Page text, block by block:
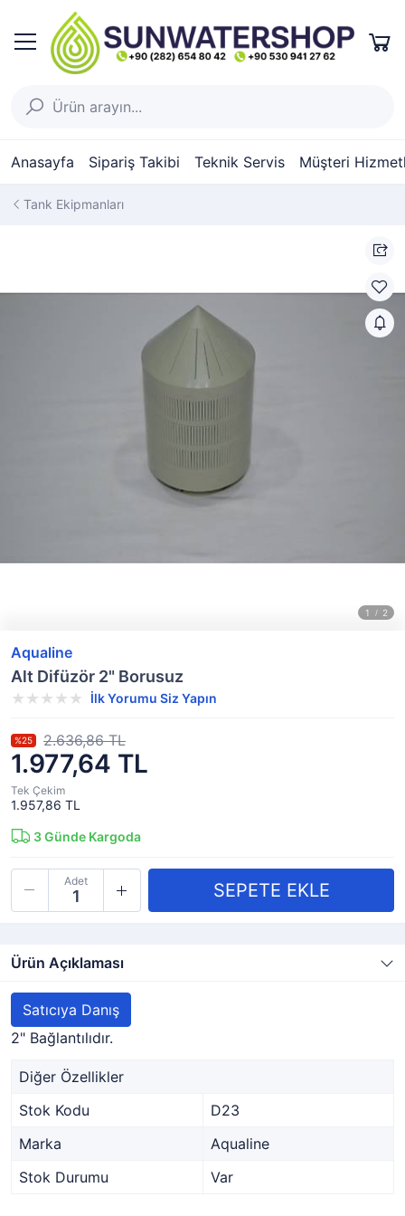
Anasayfa Sipariş Takibi Teknik Servis Müşteri
Tank Ekipmanları
Aqualine
Alt Difüzör 2" Borusuz
İlk Yorumu Siz Yapın
1.977,64 TL
%25 2.636,86 TL
Tek Çekim
1.957,86 TL
3Günde Kargoda
Adet
Ürün Açıklaması
Satıcıya Danış
2" Bağlantılıdır.
Diğer Özellikler
Stok Kodu
D23
Marka
Aqualine
Stok Durumu
Var